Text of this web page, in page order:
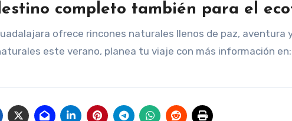
completo también para el
ofrece rincones naturales llenos de paz, aventura
este verano, planea tu viaje con más información en: